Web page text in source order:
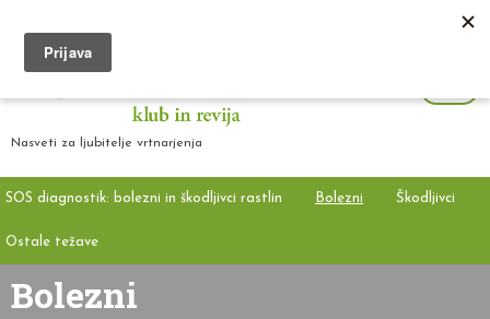
Nasveti za ljubitelje vrtnarjenja
SOS diagnostik: bolezni in škodljivci rastlin Bolezni Škodljivci
Ostale težave
Bolezni